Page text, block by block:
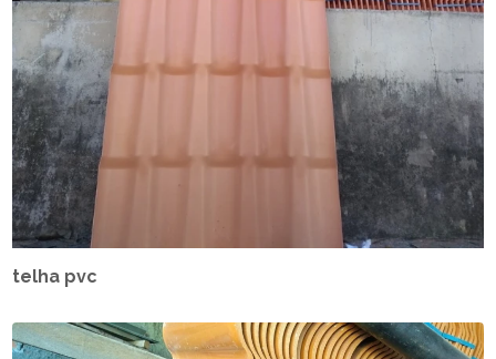
telha pvc